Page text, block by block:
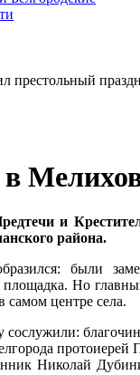
и
района.
были
площадка. Но
самом центре села.
сослужили:
Николай